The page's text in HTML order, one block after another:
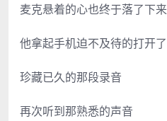
麦克悬着的心也终于落了下来
他拿起手机迫不及待的打开了
珍藏已久的那段录音
再次听到那熟悉的声音